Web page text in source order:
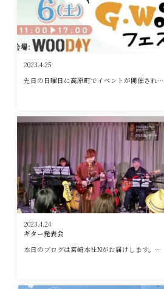
2023.4.25
先日の日曜日に高原町でイベントが開催され…
2023.4.24
ギター発表会
本日のブログは宮崎本社Nがお届けします。…